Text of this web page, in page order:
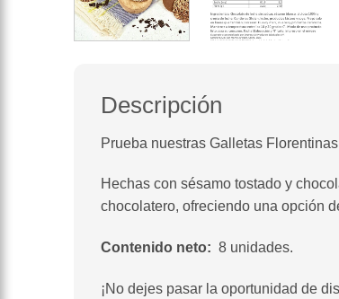
Descripción
Prueba nuestras Galletas
Hechas con sésamo tostado y
chocolatero, ofreciendo una opción
Contenido neto: 8 unidades.
¡No dejes pasar la oportunidad de